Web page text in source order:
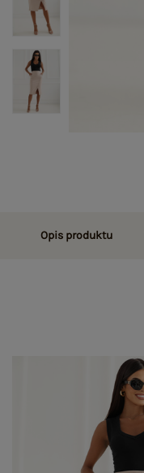
Opis produktu